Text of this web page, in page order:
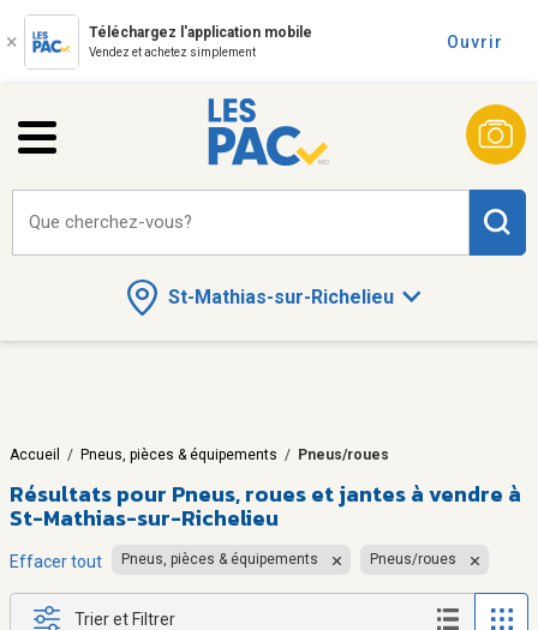
Téléchargez l'application mobile
Vendez et achetez simplement
Ouvrir
St-Mathias-sur-Richelieu
Que cherchez-vous?
Accueil / Pneus, pièces & équipements / Pneus/roues
Résultats pour Pneus, roues et jantes à vendre à
St-Mathias-sur-Richelieu
Effacer tout Pneus, pièces & équipements Pneus/roues
Trier et Filtrer